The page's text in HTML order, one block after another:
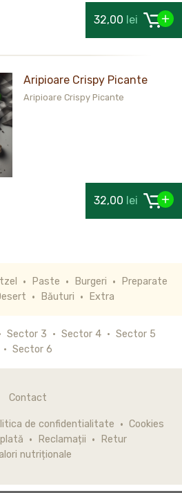
32,00 lei
Aripioare Crispy Picante
Aripioare Crispy Picante
32,00 lei
Paste Burgeri
Preparate
Băuturi Extra
Sector 3 Sector 4
Sector 5
Sector 6
Contact
de confidentialitate
Cookies
Reclamații
Retur
nutriționale